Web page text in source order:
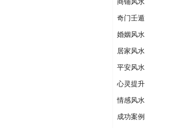
奇门壬遁
婚姻风水
居家风水
平安风水
心灵提升
情感风水
成功案例